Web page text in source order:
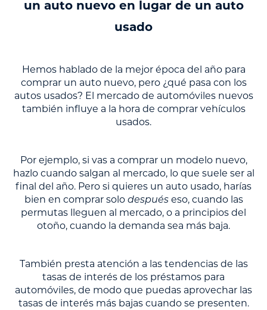
un auto nuevo en lugar de un auto
usado
Hemos hablado de la mejor época del año para
comprar un auto nuevo, pero ¿qué pasa con los
autos usados? El mercado de automóviles nuevos
también influye a la hora de comprar vehículos
usados.
Por ejemplo, si vas a comprar un modelo nuevo,
hazlo cuando salgan al mercado, lo que suele ser al
final del año. Pero si quieres un auto usado, harías
bien en comprar solo después eso, cuando las
permutas lleguen al mercado, o a principios del
otoño, cuando la demanda sea más baja.
También presta atención a las tendencias de las
tasas de interés de los préstamos para
automóviles, de modo que puedas aprovechar las
tasas de interés más bajas cuando se presenten.